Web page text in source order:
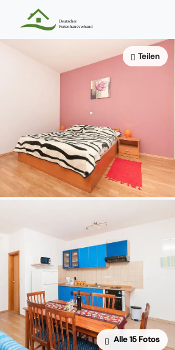
Teilen
Alle 15 Fotos